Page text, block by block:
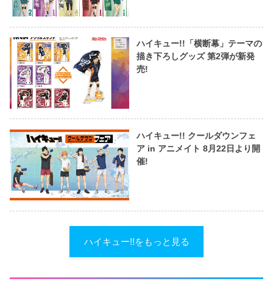
ハイキュー!!「横断幕」テーマの
描き下ろしグッズ 第2弾が新発
売!
ハイキュー!! クールダウンフェ
ア in アニメイト 8月22日より開
催!
ハイキュー!!をもっと見る